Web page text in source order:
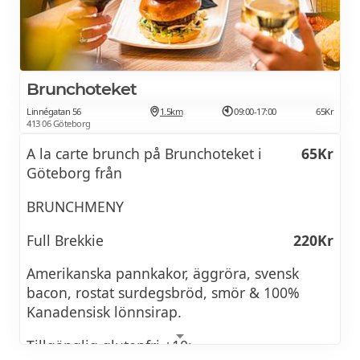
INKOKT RABARBER Havrecrunch, vaniljglass
BROWNIE Kolasås, rostad vitchoklad
Brunchoteket
Linnégatan 56
413 06 Göteborg
1.5km 09:00-17:00 65Kr
A la carte brunch på Brunchoteket i
Göteborg från
65Kr
BRUNCHMENY
Full Brekkie
220Kr
Amerikanska pannkakor, äggröra, svensk
bacon, rostat surdegsbröd, smör & 100%
Kanadensisk lönnsirap.
Tillgänglig glutenfri +10:-